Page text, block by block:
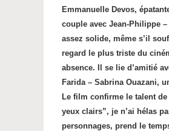
Emmanuelle Devos,
couple avec Jean-Philippe
assez solide, même s’il
regard le plus triste du
absence. Il se lie d’amitié
Farida – Sabrina Ouazani,
Le film confirme le talent
yeux clairs”, je n’ai hélas
personnages, prend le